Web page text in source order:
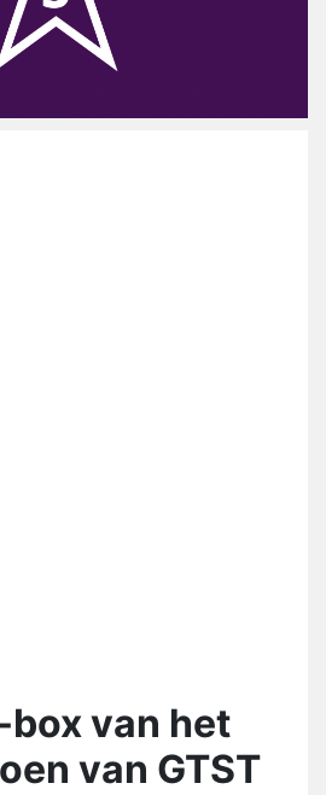
box van het
van GTST